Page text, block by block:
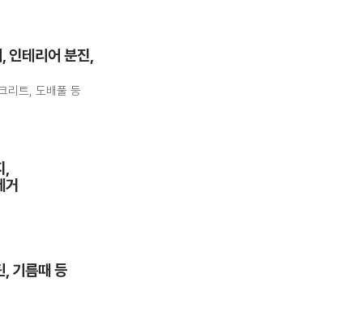
인테리어 분진,
리트, 도배풀 등
, 기름때 등